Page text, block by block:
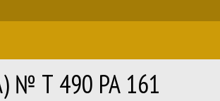
№ Т 490 РА 161